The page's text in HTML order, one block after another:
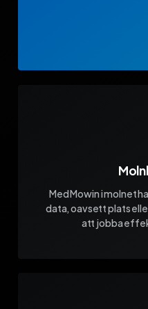
Med Mowin i molnet
data, oavsett plats
att jobba